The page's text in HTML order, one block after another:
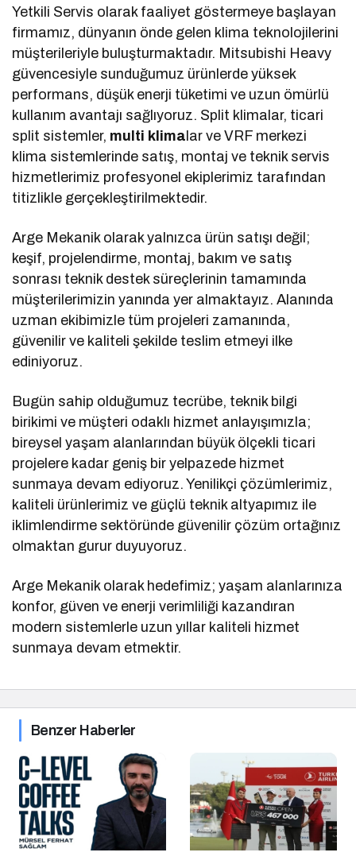
Yetkili Servis olarak faaliyet göstermeye başlayan
firmamız, dünyanın önde gelen klima teknolojilerini
müşterileriyle buluşturmaktadır. Mitsubishi Heavy
güvencesiyle sunduğumuz ürünlerde yüksek
performans, düşük enerji tüketimi ve uzun ömürlü
kullanım avantajı sağlıyoruz. Split klimalar, ticari
split sistemler, multi klimalar ve VRF merkezi
klima sistemlerinde satış, montaj ve teknik servis
hizmetlerimiz profesyonel ekiplerimiz tarafından
titizlikle gerçekleştirilmektedir.
Arge Mekanik olarak yalnızca ürün satışı değil;
keşif, projelendirme, montaj, bakım ve satış
sonrası teknik destek süreçlerinin tamamında
müşterilerimizin yanında yer almaktayız. Alanında
uzman ekibimizle tüm projeleri zamanında,
güvenilir ve kaliteli şekilde teslim etmeyi ilke
ediniyoruz.
Bugün sahip olduğumuz tecrübe, teknik bilgi
birikimi ve müşteri odaklı hizmet anlayışımızla;
bireysel yaşam alanlarından büyük ölçekli ticari
projelere kadar geniş bir yelpazede hizmet
sunmaya devam ediyoruz. Yenilikçi çözümlerimiz,
kaliteli ürünlerimiz ve güçlü teknik altyapımız ile
iklimlendirme sektöründe güvenilir çözüm ortağınız
olmaktan gurur duyuyoruz.
Arge Mekanik olarak hedefimiz; yaşam alanlarınıza
konfor, güven ve enerji verimliliği kazandıran
modern sistemlerle uzun yıllar kaliteli hizmet
sunmaya devam etmektir.
Benzer Haberler